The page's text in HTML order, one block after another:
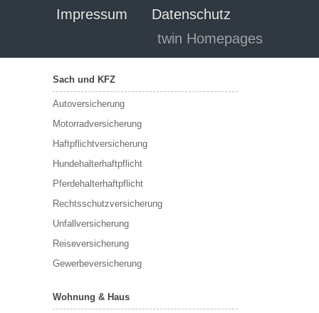
Impressum
Datenschutz
twin Homepages
Sach und KFZ
Autoversicherung
Motorradversicherung
Haftpflichtversicherung
Hundehalterhaftpflicht
Pferdehalterhaftpflicht
Rechtsschutzversicherung
Unfallversicherung
Reiseversicherung
Gewerbeversicherung
Wohnung & Haus